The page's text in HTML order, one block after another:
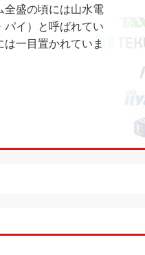
盛の頃には山水電
イ）と呼ばれてい
一目置かれていま